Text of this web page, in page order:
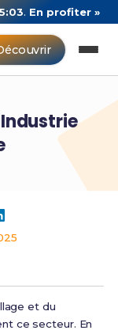
. En profiter »
et du
ce secteur. En